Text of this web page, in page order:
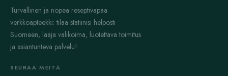
Turvallinen ja nopea reseptivapaa
verkkoapteekki: tilaa statiinisi helposti
Suomeen, laaja valikoima, luotettava toimitus
ja asiantunteva palvelu!
SEURAA MEITÄ